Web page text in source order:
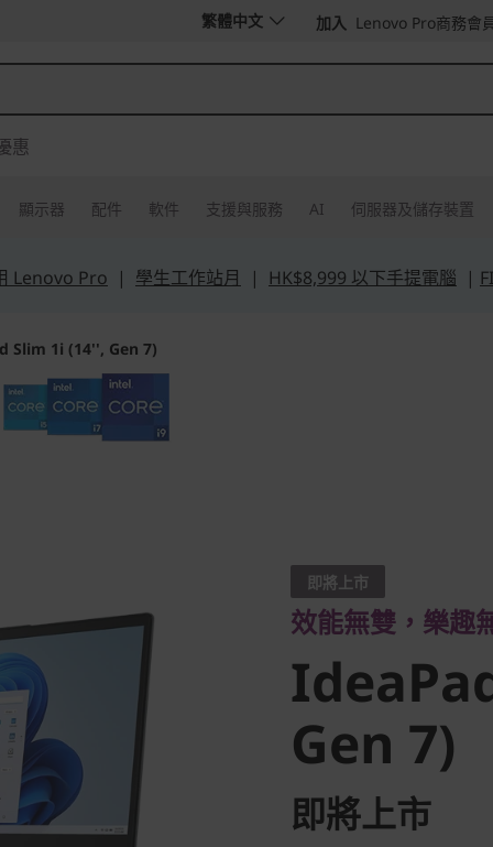
繁體中文 加入 Lenovo Pro商務會
惠
顯示器 配件 軟件 支援與服務 AI 伺服器及儲存裝置
Lenovo Pro | 學生工作站月 | HK$8,999 以下手提電腦 |
Slim 1i (14'', Gen 7)
(14'',
即將上市
效能無雙，樂趣
Gen 7)
即將上市